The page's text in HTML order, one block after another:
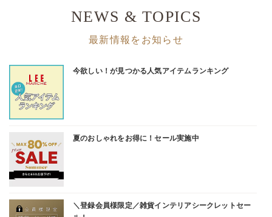
NEWS & TOPICS
最新情報をお知らせ